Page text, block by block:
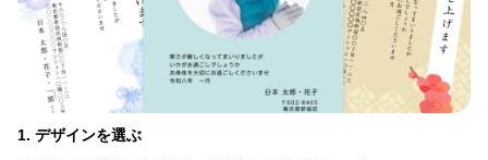
1. デザインを選ぶ